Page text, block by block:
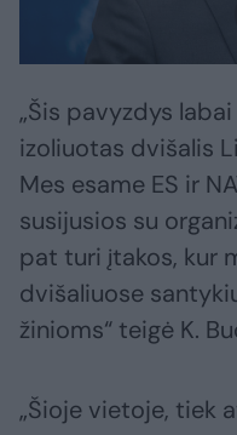
„Šis pavyzdys
izoliuotas dvišalis
Mes esame ES ir
susijusios su
pat turi įtakos, kur
dvišaliuose
žinioms“ teigė K.
„Šioje vietoje, tiek